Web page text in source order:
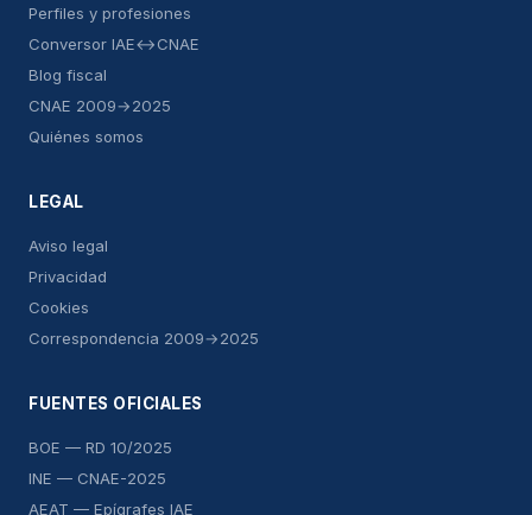
Perfiles y profesiones
Conversor IAE↔CNAE
Blog fiscal
CNAE 2009→2025
Quiénes somos
LEGAL
Aviso legal
Privacidad
Cookies
Correspondencia 2009→2025
FUENTES OFICIALES
BOE — RD 10/2025
INE — CNAE-2025
AEAT — Epígrafes IAE